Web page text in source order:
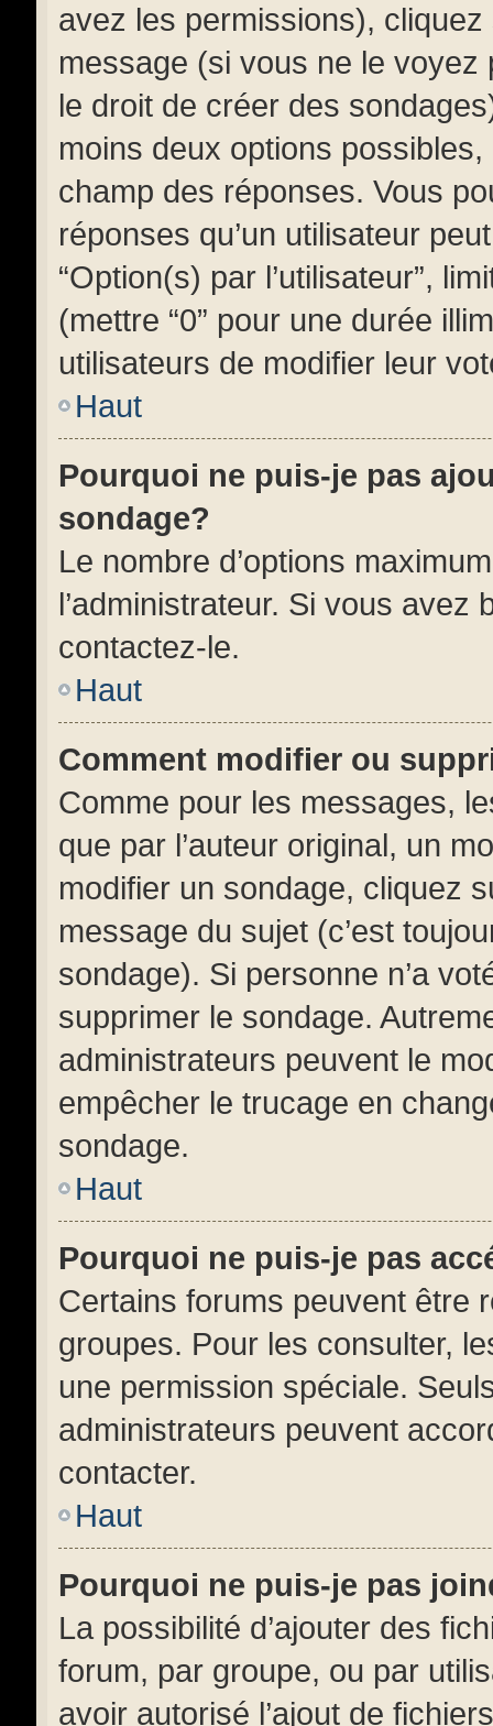
avez les permissions), cliquez
message (si vous ne le voyez
le droit de créer des
moins deux options
champ des réponses. Vous
réponses qu’un utilisateur
“Option(s) par l’utilisateur”,
(mettre “0” pour une durée
utilisateurs de modifier leur
Haut
Pourquoi ne puis-je pas
sondage?
Le nombre d’options
l’administrateur. Si vous avez
contactez-le.
Haut
Comment modifier ou
Comme pour les messages,
que par l’auteur original, un
modifier un sondage, cliquez
message du sujet (c’est
sondage). Si personne n’a
supprimer le sondage.
administrateurs peuvent le
empêcher le trucage en
sondage.
Haut
Pourquoi ne puis-je pas
Certains forums peuvent être
groupes. Pour les consulter,
une permission spéciale.
administrateurs peuvent
contacter.
Haut
Pourquoi ne puis-je pas
La possibilité d’ajouter des
forum, par groupe, ou par
avoir autorisé l’ajout de